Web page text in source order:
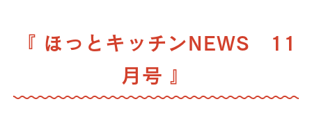
『 ほっとキッチンNEWS 11
月号 』